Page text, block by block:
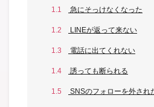
1.1 急にそっけなくなった
1.2 LINEが返って来ない
1.3 電話に出てくれない
1.4 誘っても断られる
1.5 SNSのフォローを外され